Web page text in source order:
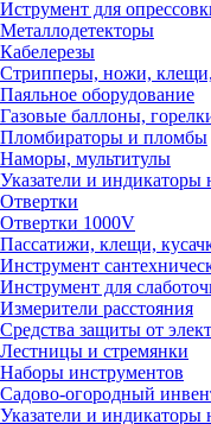
Иструмент для
Металлодетекторы
Кабелерезы
Стрипперы, ножи,
Паяльное оборудование
Газовые баллоны,
Пломбираторы и пломбы
Наморы, мультитулы
Указатели и индикаторы
Отвертки
Отвертки 1000V
Пассатижи, клещи,
Инструмент
Инструмент для
Измерители расстояния
Средства защиты от
Лестницы и стремянки
Наборы инструментов
Садово-огородный
Указатели и индикаторы